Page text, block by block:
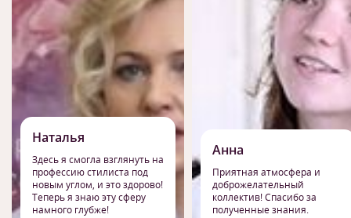
Наталья
Здесь я смогла взглянуть на
профессию стилиста под
новым углом, и это здорово!
Теперь я знаю эту сферу
намного глубже!
Анна
Приятная атмосфера и
доброжелательный
коллектив! Спасибо за
полученные знания.